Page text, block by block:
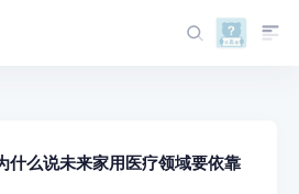
什么说未来家用医疗领域要依靠